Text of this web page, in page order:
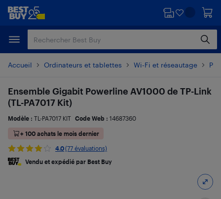
Passer
principal
Passer
Accueil Ordinateurs et tablettes Wi-Fi et réseautage
Ensemble Gigabit Powerline AV1000 de TP-Link
(TL-PA7017 Kit)
Modèle : TL-PA7017 KIT Code Web : 14687360
+ 100 achats le mois dernier
4.0(77 évaluations)
Vendu et expédié par Best Buy